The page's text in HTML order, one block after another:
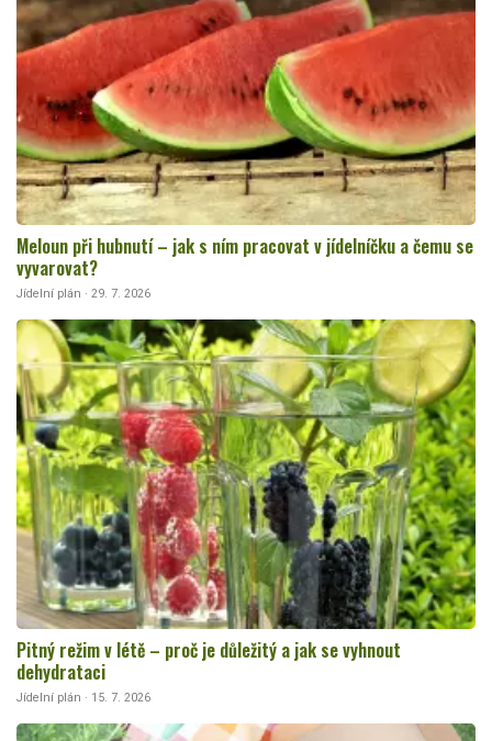
Meloun při hubnutí – jak s ním pracovat v jídelníčku a čemu se
vyvarovat?
Jídelní plán · 29. 7. 2026
Pitný režim v létě – proč je důležitý a jak se vyhnout
dehydrataci
Jídelní plán · 15. 7. 2026